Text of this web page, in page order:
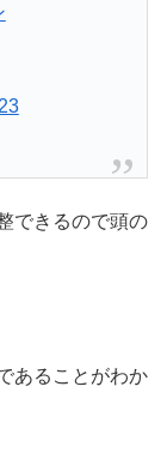
できるので頭の
あることがわか